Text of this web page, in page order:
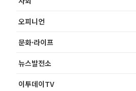
오피니언
문화·라이프
뉴스발전소
이투데이TV